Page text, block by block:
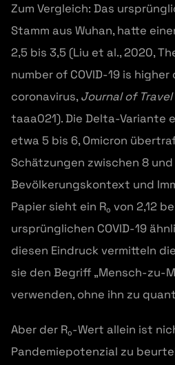
Zum Vergleich: Das
Stamm aus Wuhan, hatte
2,5 bis 3,5 (Liu et al., 2020,
number of COVID-19 is higher
coronavirus,Journal of
taaa021). Die Delta-Variante
etwa 5 bis 6, Omicron
Schätzungen zwischen 8 und
Bevölkerungskontext und
Papier sieht ein R₀ von 2,12
ursprünglichen COVID-19
diesen Eindruck vermitteln
sie den Begriff „Mensch-zu-
verwenden, ohne ihn zu
Aber der R₀-Wert allein ist
Pandemiepotenzial zu